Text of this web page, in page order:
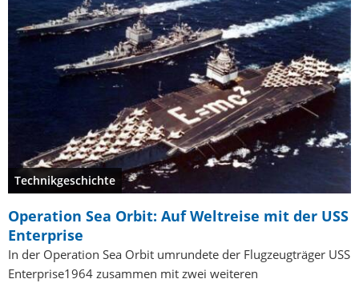
Technikgeschichte
Operation Sea Orbit: Auf Weltreise mit der USS
Enterprise
In der Operation Sea Orbit umrundete der Flugzeugträger USS
Enterprise1964 zusammen mit zwei weiteren